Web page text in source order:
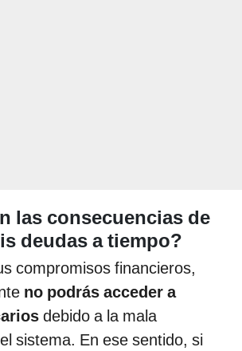
las consecuencias de
deudas a tiempo?
compromisos financieros,
no podrás acceder a
debido a la mala
sistema. En ese sentido, si